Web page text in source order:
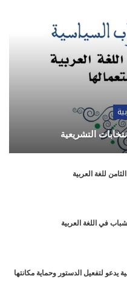
التشريعية
للغة العربية
في اللغة العربية
يدعو لتفعيل الدستور وحماية مكانتها